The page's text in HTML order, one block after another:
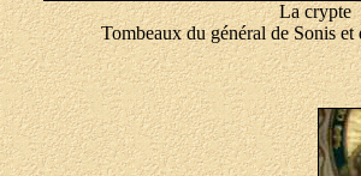
La crypte
Tombeaux du général de Sonis